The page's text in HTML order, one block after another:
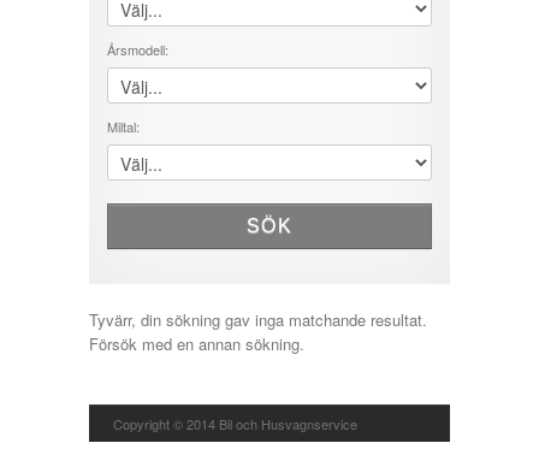
Årsmodell:
Miltal:
SÖK
Tyvärr, din sökning gav inga matchande resultat.
Försök med en annan sökning.
Copyright © 2014 Bil och Husvagnservice